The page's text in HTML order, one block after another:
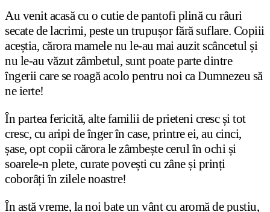
Au venit acasă cu o cutie de pantofi plină cu râuri
secate de lacrimi, peste un trupușor fără suflare. Copiii
aceștia, cărora mamele nu le-au mai auzit scâncetul și
nu le-au văzut zâmbetul, sunt poate parte dintre
îngerii care se roagă acolo pentru noi ca Dumnezeu să
ne ierte!
În partea fericită, alte familii de prieteni cresc și tot
cresc, cu aripi de înger în case, printre ei, au cinci,
șase, opt copii cărora le zâmbește cerul în ochi și
soarele-n plete, curate povești cu zâne și prinți
coborâți în zilele noastre!
În astă vreme, la noi bate un vânt cu aromă de pustiu,